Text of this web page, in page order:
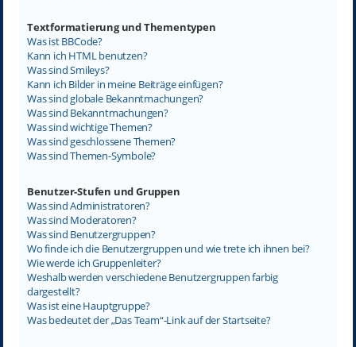
Textformatierung und Thementypen
Was ist BBCode?
Kann ich HTML benutzen?
Was sind Smileys?
Kann ich Bilder in meine Beiträge einfügen?
Was sind globale Bekanntmachungen?
Was sind Bekanntmachungen?
Was sind wichtige Themen?
Was sind geschlossene Themen?
Was sind Themen-Symbole?
Benutzer-Stufen und Gruppen
Was sind Administratoren?
Was sind Moderatoren?
Was sind Benutzergruppen?
Wo finde ich die Benutzergruppen und wie trete ich ihnen bei?
Wie werde ich Gruppenleiter?
Weshalb werden verschiedene Benutzergruppen farbig
dargestellt?
Was ist eine Hauptgruppe?
Was bedeutet der „Das Team“-Link auf der Startseite?